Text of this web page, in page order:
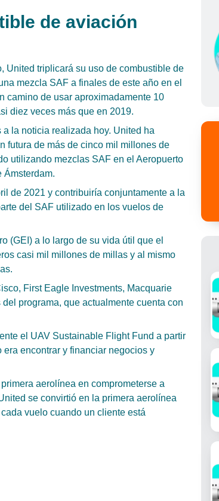
de aviación
United triplicará su uso de combustible de
mezcla SAF a finales de este año en el
camino de usar aproximadamente 10
diez veces más que en 2019.
la noticia realizada hoy. United ha
futura de más de cinco mil millones de
utilizando mezclas SAF en el Aeropuerto
Ámsterdam.
de 2021 y contribuiría conjuntamente a la
del SAF utilizado en los vuelos de
(GEI) a lo largo de su vida útil que el
casi mil millones de millas y al mismo
First Eagle Investments, Macquarie
programa, que actualmente cuenta con
el UAV Sustainable Flight Fund a partir
encontrar y financiar negocios y
aerolínea en comprometerse a
se convirtió en la primera aerolínea
vuelo cuando un cliente está